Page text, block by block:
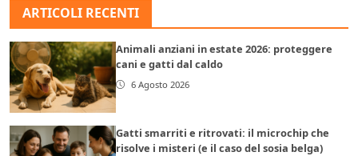
ARTICOLI RECENTI
Animali anziani in estate 2026: proteggere
cani e gatti dal caldo
6 Agosto 2026
Gatti smarriti e ritrovati: il microchip che
risolve i misteri (e il caso del sosia belga)